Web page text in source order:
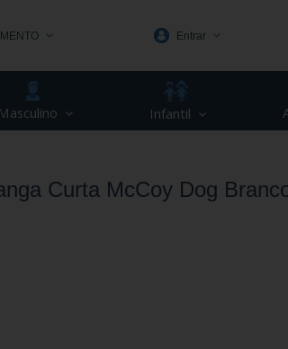
(48) 3623-1991
Entrar
Masculino Infantil
Curta McCoy Dog